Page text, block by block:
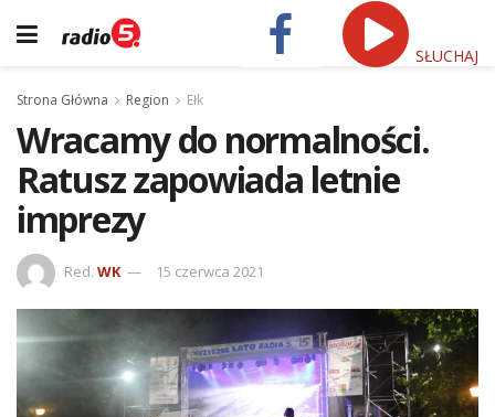
SŁUCHAJ
Strona Główna Region Ełk
Wracamy do normalności.
Ratusz zapowiada letnie
imprezy
Red. WK 15 czerwca 2021